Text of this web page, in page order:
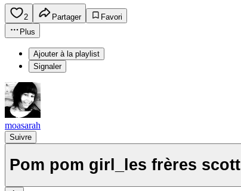
2 Partager
Favori
Plus
Ajouter à la playlist
Signaler
moasarah
Suivre
Pom pom girl_les frères scott